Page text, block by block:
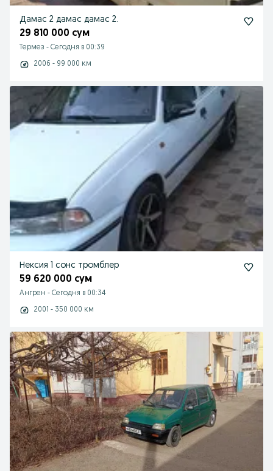
Дамас 2 дамас дамас 2.
29 810 000 сум
Термез - Сегодня в 00:39
2006 - 99 000 км
Нексия 1 сонс тромблер
59 620 000 сум
Ангрен - Сегодня в 00:34
2001 - 350 000 км